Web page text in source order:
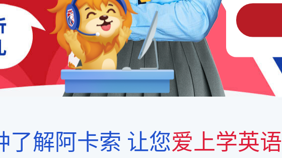
了解阿卡索 让您爱上学英语